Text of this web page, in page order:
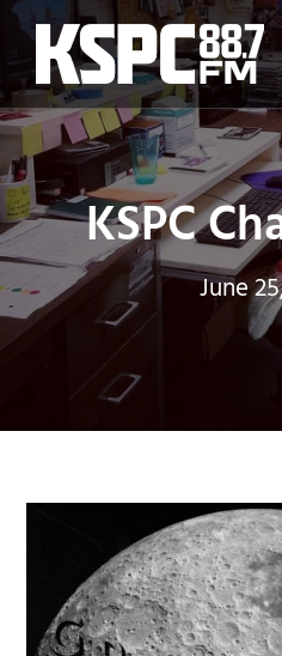
Skip
content
KSPC
June